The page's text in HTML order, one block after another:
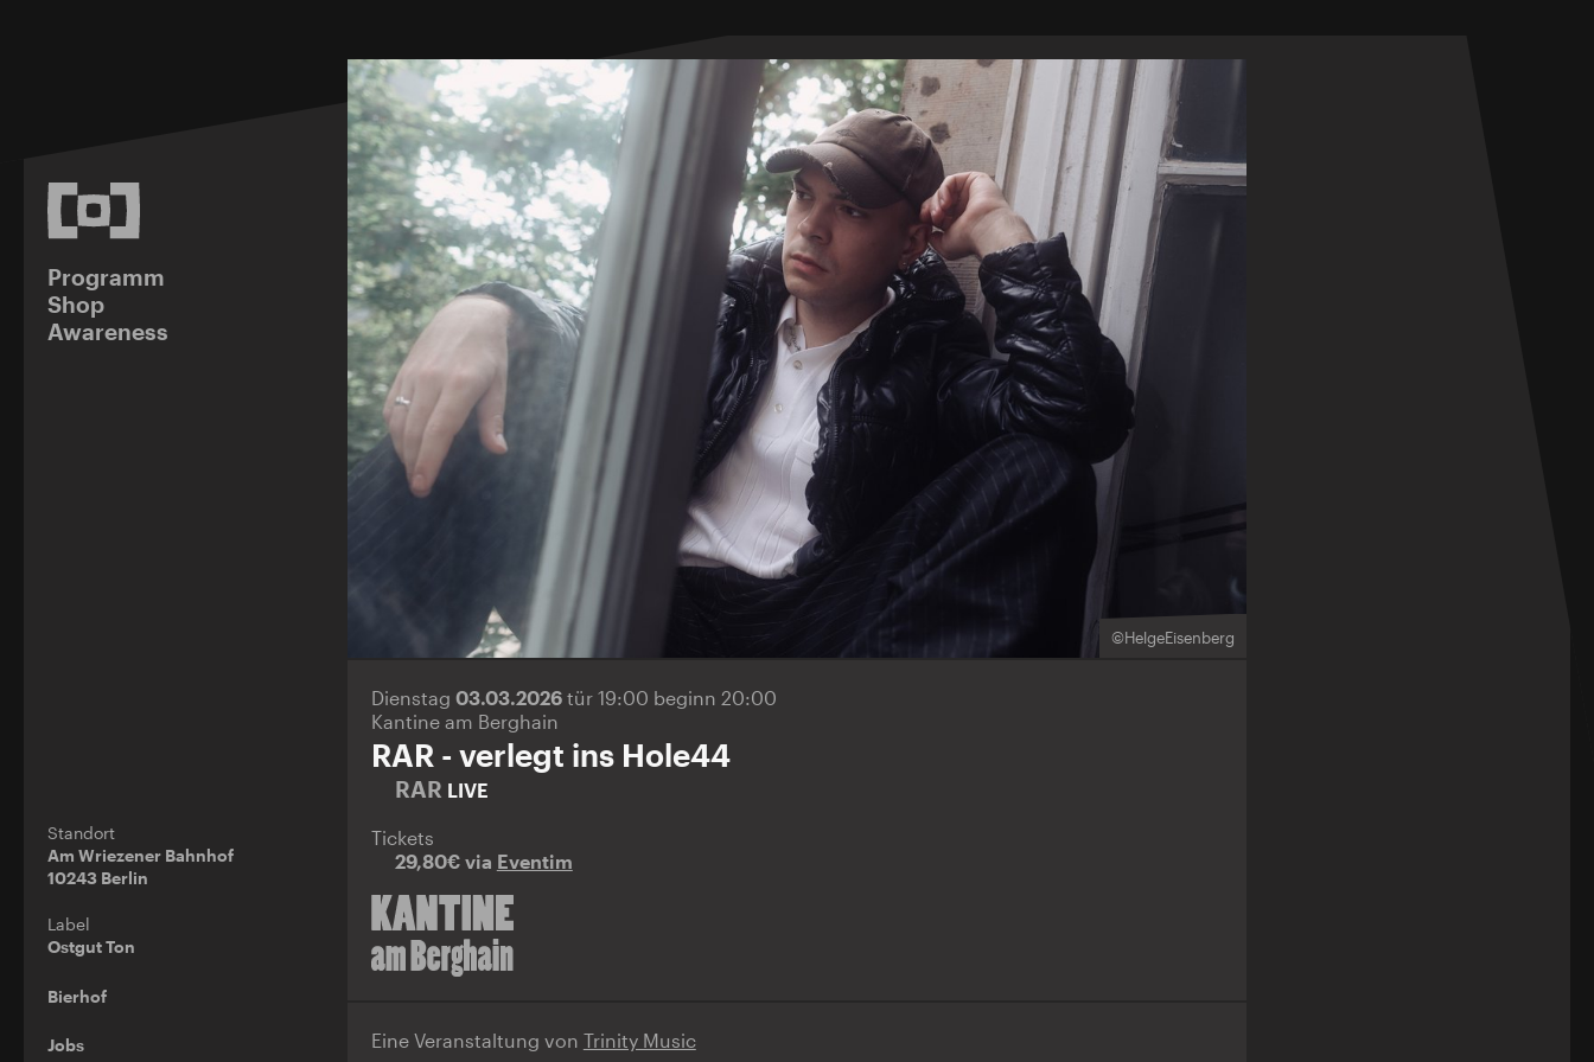
Programm
Shop
Awareness
Standort
Am Wriezener Bahnhof
10243 Berlin
Label
Ostgut Ton
Bierhof
Jobs
©HelgeEisenberg
Dienstag 03.03.2026 tür 19:00 beginn 20:00
Kantine am Berghain
RAR - verlegt ins Hole44
RAR LIVE
Tickets
29,80€ via Eventim
Eine Veranstaltung von Trinity Music